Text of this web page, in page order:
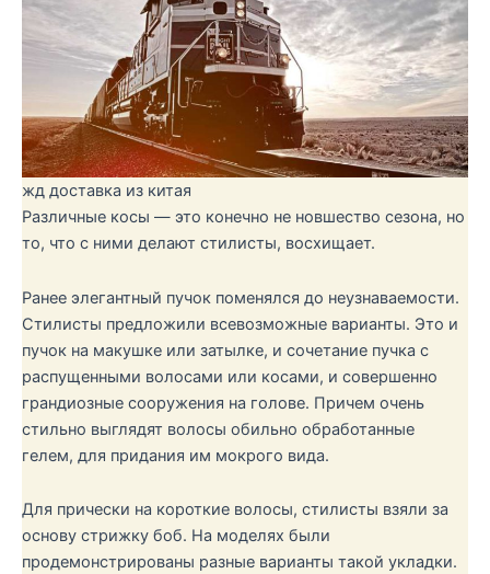
жд доставка из китая
Различные косы — это конечно не новшество сезона, но
то, что с ними делают стилисты, восхищает.
Ранее элегантный пучок поменялся до неузнаваемости.
Стилисты предложили всевозможные варианты. Это и
пучок на макушке или затылке, и сочетание пучка с
распущенными волосами или косами, и совершенно
грандиозные сооружения на голове. Причем очень
стильно выглядят волосы обильно обработанные
гелем, для придания им мокрого вида.
Для прически на короткие волосы, стилисты взяли за
основу стрижку боб. На моделях были
продемонстрированы разные варианты такой укладки.